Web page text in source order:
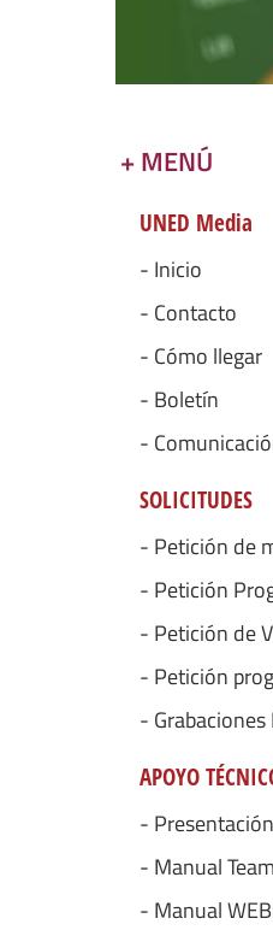
+ MENÚ
UNED Media
- Inicio
- Contacto
- Cómo llegar
- Boletín
-
SOLICITUDES
- Petición de
- Petición
- Petición de
- Petición
- Grabaciones
APOYO
- Presentación
- Manual
- Manual